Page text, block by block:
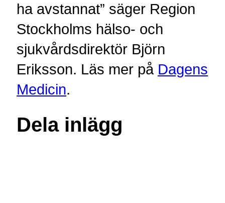
ha avstannat” säger Region
Stockholms hälso- och
sjukvårdsdirektör Björn
Eriksson. Läs mer på Dagens
Medicin.
Dela inlägg